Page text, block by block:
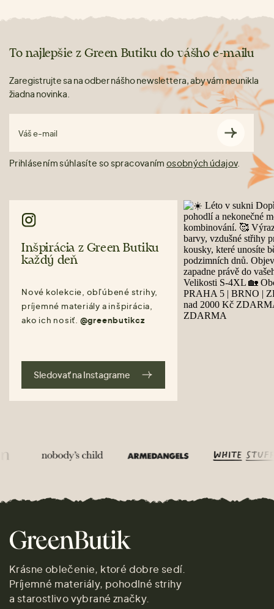
To najlepšie z Green Butiku do vášho e-mailu
Zaregistrujte sa na odber nášho newslettera, aby vám neunikla
žiadna novinka.
Váš e-mail
Prihlásením súhlasíte so spracovaním osobných údajov.
Inšpirácia z Green Butiku
každý deň
Nové kolekcie, obľúbené strihy,
príjemné materiály a inšpirácia,
ako ich nosiť. @greenbutikcz
Sledovať na Instagrame
Krásne oblečenie, ktoré dobre sedí.
Príjemné materiály, pohodlné strihy
a starostlivo vybrané značky.